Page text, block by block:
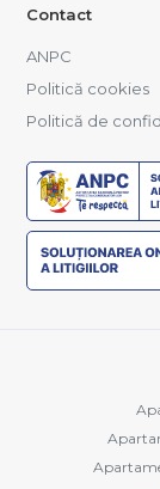
Contact
ANPC
Politică cookies
Politică de